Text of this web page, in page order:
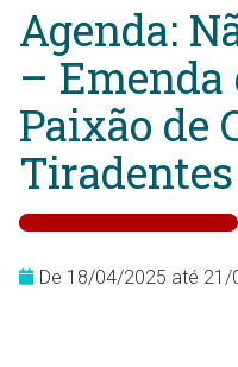
Agenda:
– Emenda
Paixão de
Tiradentes
De 18/04/2025 até 21/